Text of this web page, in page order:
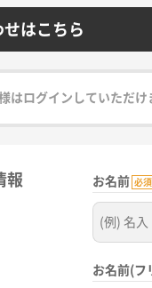
はこちら
はログインしていただ
報 お名前 必須
お名前(フ